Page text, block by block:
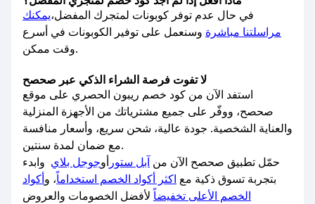
في حال عدم توفر كوبونات لمتجرك المفضل،يمكنك
مراسلتنا مباشرة وسنعمل على توفير الكوبونات في أسرع
وقت ممكن.
لا تفوت فرصة الشراء الذكي عبر صحصح
استفد الآن من كود خصم ريبون الحصري على موقع
صحصح، ووفّر على جميع مشترياتك من الأجهزة المنزلية
والعناية الشخصية. جودة عالية، شحن سريع، وأسعار منافسة
مع ضمان لمدة سنتين.
حمّل تطبيق صحصح الآن من آبل ستور أوجوجل بلاي وابدء
بتجربة تسوق ذكية مع اكثر أكواد الخصم استخداماً، وأكواد
الخصم الأعلى تخفيضاًلأفضل الخصومات والعروض